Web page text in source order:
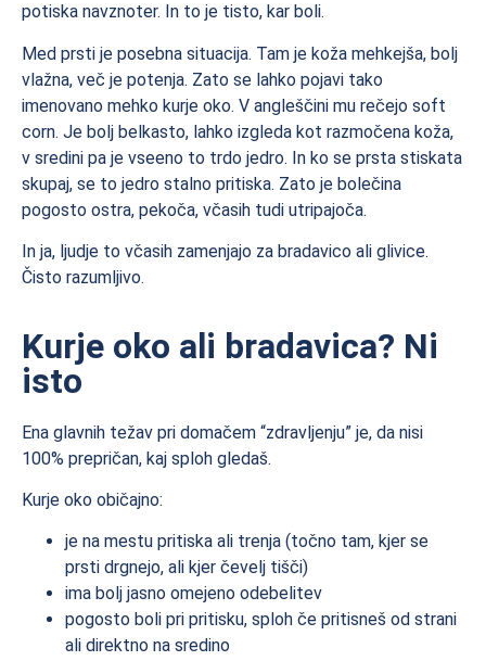
potiska navznoter. In to je tisto, kar boli.
Med prsti je posebna situacija. Tam je koža mehkejša, bolj
vlažna, več je potenja. Zato se lahko pojavi tako
imenovano mehko kurje oko. V angleščini mu rečejo soft
corn. Je bolj belkasto, lahko izgleda kot razmočena koža,
v sredini pa je vseeno to trdo jedro. In ko se prsta stiskata
skupaj, se to jedro stalno pritiska. Zato je bolečina
pogosto ostra, pekoča, včasih tudi utripajoča.
In ja, ljudje to včasih zamenjajo za bradavico ali glivice.
Čisto razumljivo.
Kurje oko ali bradavica? Ni
isto
Ena glavnih težav pri domačem “zdravljenju” je, da nisi
100% prepričan, kaj sploh gledaš.
Kurje oko običajno:
je na mestu pritiska ali trenja (točno tam, kjer se
prsti drgnejo, ali kjer čevelj tišči)
ima bolj jasno omejeno odebelitev
pogosto boli pri pritisku, sploh če pritisneš od strani
ali direktno na sredino